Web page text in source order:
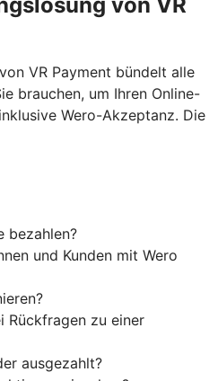
von VR
VR Payment bündelt alle
brauchen, um Ihren Online-
Wero-Akzeptanz. Die
bezahlen?
und Kunden mit Wero
Rückfragen zu einer
ausgezahlt?